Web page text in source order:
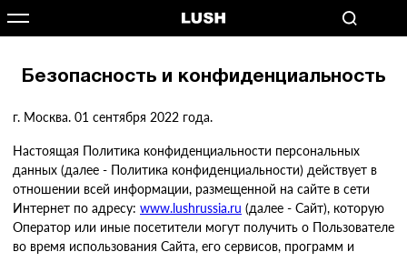
Безопасность и конфиденциальность
г. Москва. 01 сентября 2022 года.
Настоящая Политика конфиденциальности персональных
данных (далее - Политика конфиденциальности) действует в
отношении всей информации, размещенной на сайте в сети
Интернет по адресу: www.lushrussia.ru (далее - Сайт), которую
Оператор или иные посетители могут получить о Пользователе
во время использования Сайта, его сервисов, программ и